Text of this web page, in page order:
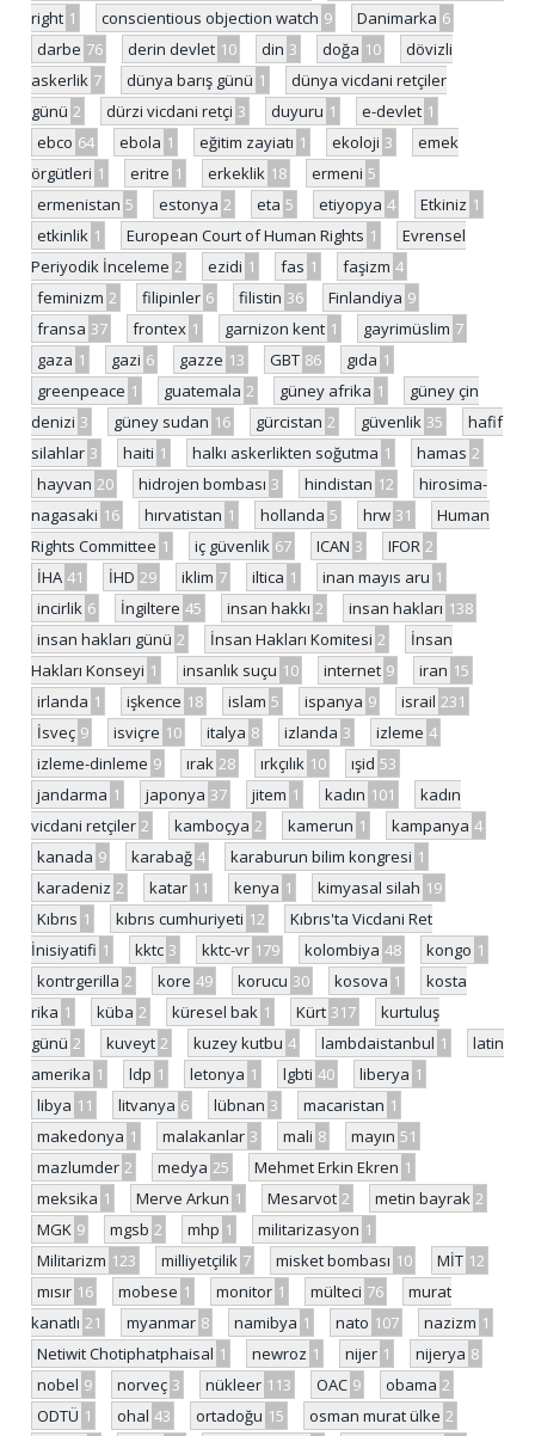
right 1 conscientious objection watch 9 Danimarka 6
darbe 76 derin devlet 10 din 3 doğa 10
dövizli
askerlik 7 dünya barış günü 1
dünya vicdani retçiler
günü 2 dürzi vicdani retçi 3 duyuru 1 e-devlet 1
ebco 64 ebola 1 eğitim zayiatı 1 ekoloji 3
emek
örgütleri 1 eritre 1 erkeklik 18 ermeni 5
ermenistan 5 estonya 2 eta 5 etiyopya 4 Etkiniz 1
etkinlik 1 European Court of Human Rights 1
Evrensel
Periyodik İnceleme 2 ezidi 1 fas 1 faşizm 4
feminizm 2 filipinler 6 filistin 36 Finlandiya 9
fransa 37 frontex 1 garnizon kent 1 gayrimüslim 7
gaza 1 gazi 6 gazze 13 GBT 86 gıda 1
greenpeace 1 guatemala 2 güney afrika 1
güney çin
denizi 3 güney sudan 16 gürcistan 2 güvenlik 35
hafif
silahlar 3 haiti 1 halkı askerlikten soğutma 1 hamas 2
hayvan 20 hidrojen bombası 3 hindistan 12
hirosima-
nagasaki 16 hırvatistan 1 hollanda 5 hrw 31
Human
Rights Committee 1 iç güvenlik 67 ICAN 3 IFOR 2
İHA 41 İHD 29 iklim 7 iltica 1 inan mayıs aru 1
incirlik 6 İngiltere 45 insan hakkı 2 insan hakları 138
insan hakları günü 2 İnsan Hakları Komitesi 2
İnsan
Hakları Konseyi 1 insanlık suçu 10 internet 9 iran 15
irlanda 1 işkence 18 islam 5 ispanya 9 israil 231
İsveç 9 isviçre 10 italya 8 izlanda 3 izleme 4
izleme-dinleme 9 ırak 28 ırkçılık 10 ışid 53
jandarma 1 japonya 37 jitem 1 kadın 101
kadın
vicdani retçiler 2 kamboçya 2 kamerun 1 kampanya 4
kanada 9 karabağ 4 karaburun bilim kongresi 1
karadeniz 2 katar 11 kenya 1 kimyasal silah 19
Kıbrıs 1 kıbrıs cumhuriyeti 12
Kıbrıs'ta Vicdani Ret
İnisiyatifi 1 kktc 3 kktc-vr 179 kolombiya 48 kongo 1
kontrgerilla 2 kore 49 korucu 30 kosova 1
kosta
rika 1 küba 2 küresel bak 1 Kürt 317
kurtuluş
günü 2 kuveyt 2 kuzey kutbu 4 lambdaistanbul 1
latin
amerika 1 ldp 1 letonya 1 lgbti 40 liberya 1
libya 11 litvanya 6 lübnan 3 macaristan 1
makedonya 1 malakanlar 3 mali 8 mayın 51
mazlumder 2 medya 25 Mehmet Erkin Ekren 1
meksika 1 Merve Arkun 1 Mesarvot 2 metin bayrak 2
MGK 9 mgsb 2 mhp 1 militarizasyon 1
Militarizm 123 milliyetçilik 7 misket bombası 10 MİT 12
mısır 16 mobese 1 monitor 1 mülteci 76
murat
kanatlı 21 myanmar 8 namibya 1 nato 107 nazizm 1
Netiwit Chotiphatphaisal 1 newroz 1 nijer 1 nijerya 8
nobel 9 norveç 3 nükleer 113 OAC 9 obama 2
ODTÜ 1 ohal 43 ortadoğu 15 osman murat ülke 2